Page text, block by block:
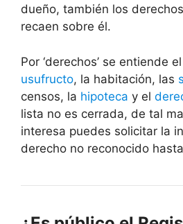
dueño, también los
recaen sobre él.
Por ‘derechos’ se entiende
usufructo, la habitación, las
censos, la hipoteca y el
lista no es cerrada, de tal
interesa puedes solicitar la
derecho no reconocido